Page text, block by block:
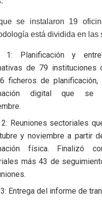
se instalaron 19
está dividida en las
1: Planificación y
de 79 instituciones
ficheros de planificación,
digital que se
2: Reuniones sectoriales
y noviembre a partir
física. Finalizó
más 43 de
Entrega del informe de